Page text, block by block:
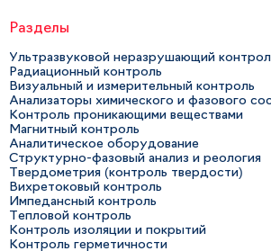
Разделы
Ультразвуковой неразрушающий
Радиационный контроль
Визуальный и измерительный контроль
Анализаторы химического и фазового
Контроль проникающими веществами
Магнитный контроль
Аналитическое оборудование
Структурно-фазовый анализ и реология
Твердометрия (контроль твердости)
Вихретоковый контроль
Импедансный контроль
Тепловой контроль
Контроль изоляции и покрытий
Контроль герметичности